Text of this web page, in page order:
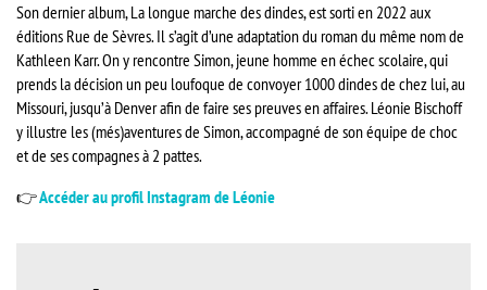
Son dernier album, La longue marche des dindes, est sorti en 2022 aux
éditions Rue de Sèvres. Il s’agit d’une adaptation du roman du même nom de
Kathleen Karr. On y rencontre Simon, jeune homme en échec scolaire, qui
prends la décision un peu loufoque de convoyer 1000 dindes de chez lui, au
Missouri, jusqu’à Denver afin de faire ses preuves en affaires. Léonie Bischoff
y illustre les (més)aventures de Simon, accompagné de son équipe de choc
et de ses compagnes à 2 pattes.
👉Accéder au profil Instagram de Léonie